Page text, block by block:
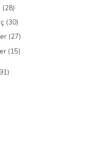
(28)
(30)
(27)
(15)